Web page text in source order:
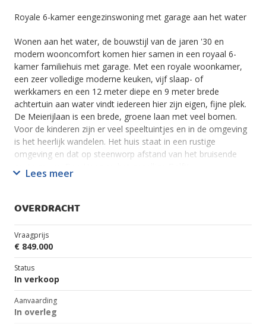
Royale 6-kamer eengezinswoning met garage aan het water
Wonen aan het water, de bouwstijl van de jaren '30 en
modern wooncomfort komen hier samen in een royaal 6-
kamer familiehuis met garage. Met een royale woonkamer,
een zeer volledige moderne keuken, vijf slaap- of
werkkamers en een 12 meter diepe en 9 meter brede
achtertuin aan water vindt iedereen hier zijn eigen, fijne plek.
De Meierijlaan is een brede, groene laan met veel bomen.
Voor de kinderen zijn er veel speeltuintjes en in de omgeving
is het heerlijk wandelen. Het huis staat in een rustige
omgeving en dat op steenworp afstand van het bruisende
nabije omgeving treft u twee basisscholen en een
winkelcentrum voor de dagelijkse boodschappen, openbaar
vervoer, een gezondheidscentrum en zijn er diverse
Indeling
Begane grond:
Zonnige voortuin met parkeerplaats.
Stenen aangebouwde garage 705 x 295 met een zolder en
Lees meer
OVERDRACHT
Vraagprijs
€ 849.000
Status
In verkoop
Aanvaarding
In overleg